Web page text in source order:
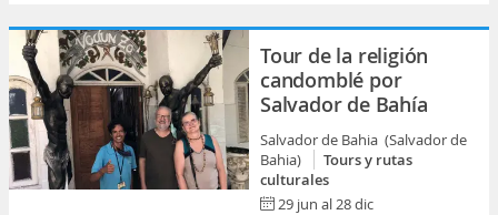
Tour de la religión
candomblé por
Salvador de Bahía
Salvador de Bahia (Salvador de
Bahia)
Tours y rutas
culturales
29 jun al 28 dic